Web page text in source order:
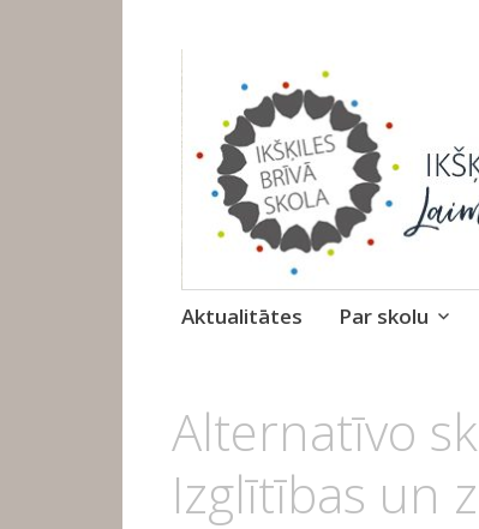
Ikšķiles
Skip
Aktualitātes Par skolu
FEBRUĀRIS,
2020
Alternatīvo
Izglītības un